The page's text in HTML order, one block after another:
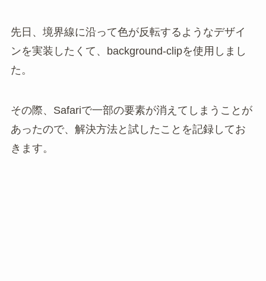
先日、境界線に沿って色が反転するようなデザイ
ンを実装したくて、background-clipを使用しまし
た。
その際、Safariで一部の要素が消えてしまうことが
あったので、解決方法と試したことを記録してお
きます。